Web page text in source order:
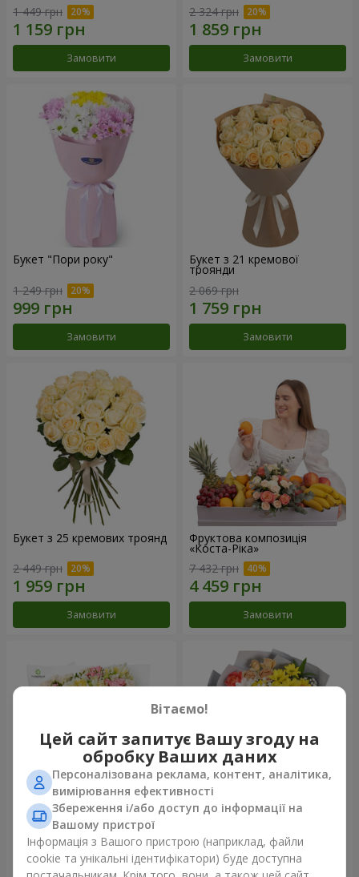
1 449 грн
Замовити
2 324 грн
Замовити
Букет "Пори року"
1 249 грн
Замовити
Букет з 21 кремової
троянди
2 069 грн
Замовити
Букет з 25 кремових троянд
2 449 грн
Замовити
Фруктова композиція
«Коста-Ріка»
7 432 грн
Замовити
Букет "Хрещатик"
4 427 грн
Букет "Ми та літо"
1 732 грн
Вітаємо!
Цей сайт запитує Вашу згоду на
обробку Ваших даних
Персоналізована реклама, контент, аналітика,
вимірювання ефективності
Збереження і/або доступ до інформації на
Вашому пристрої
Інформація з Вашого пристрою (наприклад, файли
cookie та унікальні ідентифікатори) буде доступна